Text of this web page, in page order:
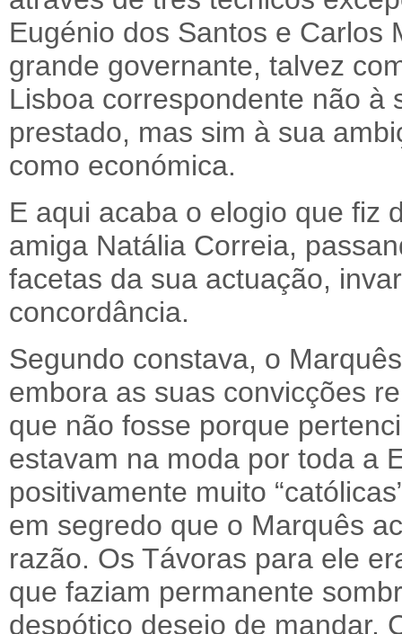
Eugénio dos Santos e Carlos
grande governante, talvez
Lisboa correspondente não à
prestado, mas sim à sua
como económica.
E aqui acaba o elogio que fiz
amiga Natália Correia,
facetas da sua actuação,
concordância.
Segundo constava, o
embora as suas convicções
que não fosse porque
estavam na moda por toda a
positivamente muito
em segredo que o Marquês
razão. Os Távoras para ele
que faziam permanente
despótico desejo de mandar.